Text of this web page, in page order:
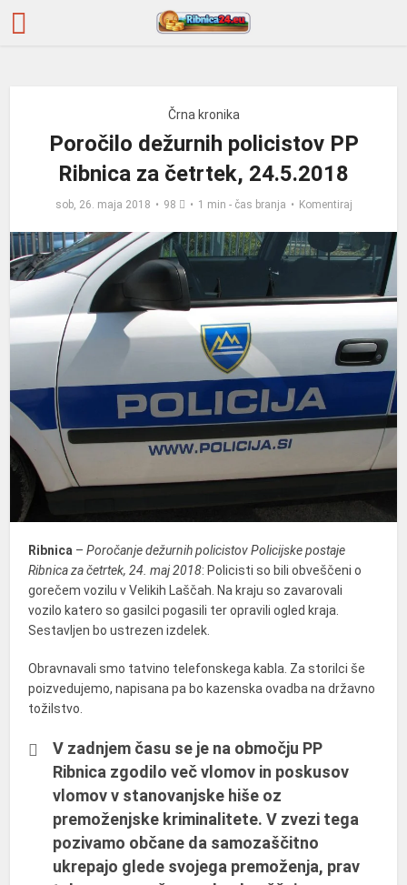
Črna kronika
Poročilo dežurnih policistov PP
Ribnica za četrtek, 24.5.2018
sob, 26. maja 2018 98 1 min - čas branja Komentiraj
Ribnica –Poročanje dežurnih policistov Policijske postaje
Ribnica za četrtek, 24. maj 2018: Policisti so bili obveščeni o
gorečem vozilu v Velikih Laščah. Na kraju so zavarovali
vozilo katero so gasilci pogasili ter opravili ogled kraja.
Sestavljen bo ustrezen izdelek.
Obravnavali smo tatvino telefonskega kabla. Za storilci še
poizvedujemo, napisana pa bo kazenska ovadba na državno
tožilstvo.
V zadnjem času se je na območju PP
Ribnica zgodilo več vlomov in poskusov
vlomov v stanovanjske hiše oz
premoženjske kriminalitete. V zvezi tega
pozivamo občane da samozaščitno
ukrepajo glede svojega premoženja, prav